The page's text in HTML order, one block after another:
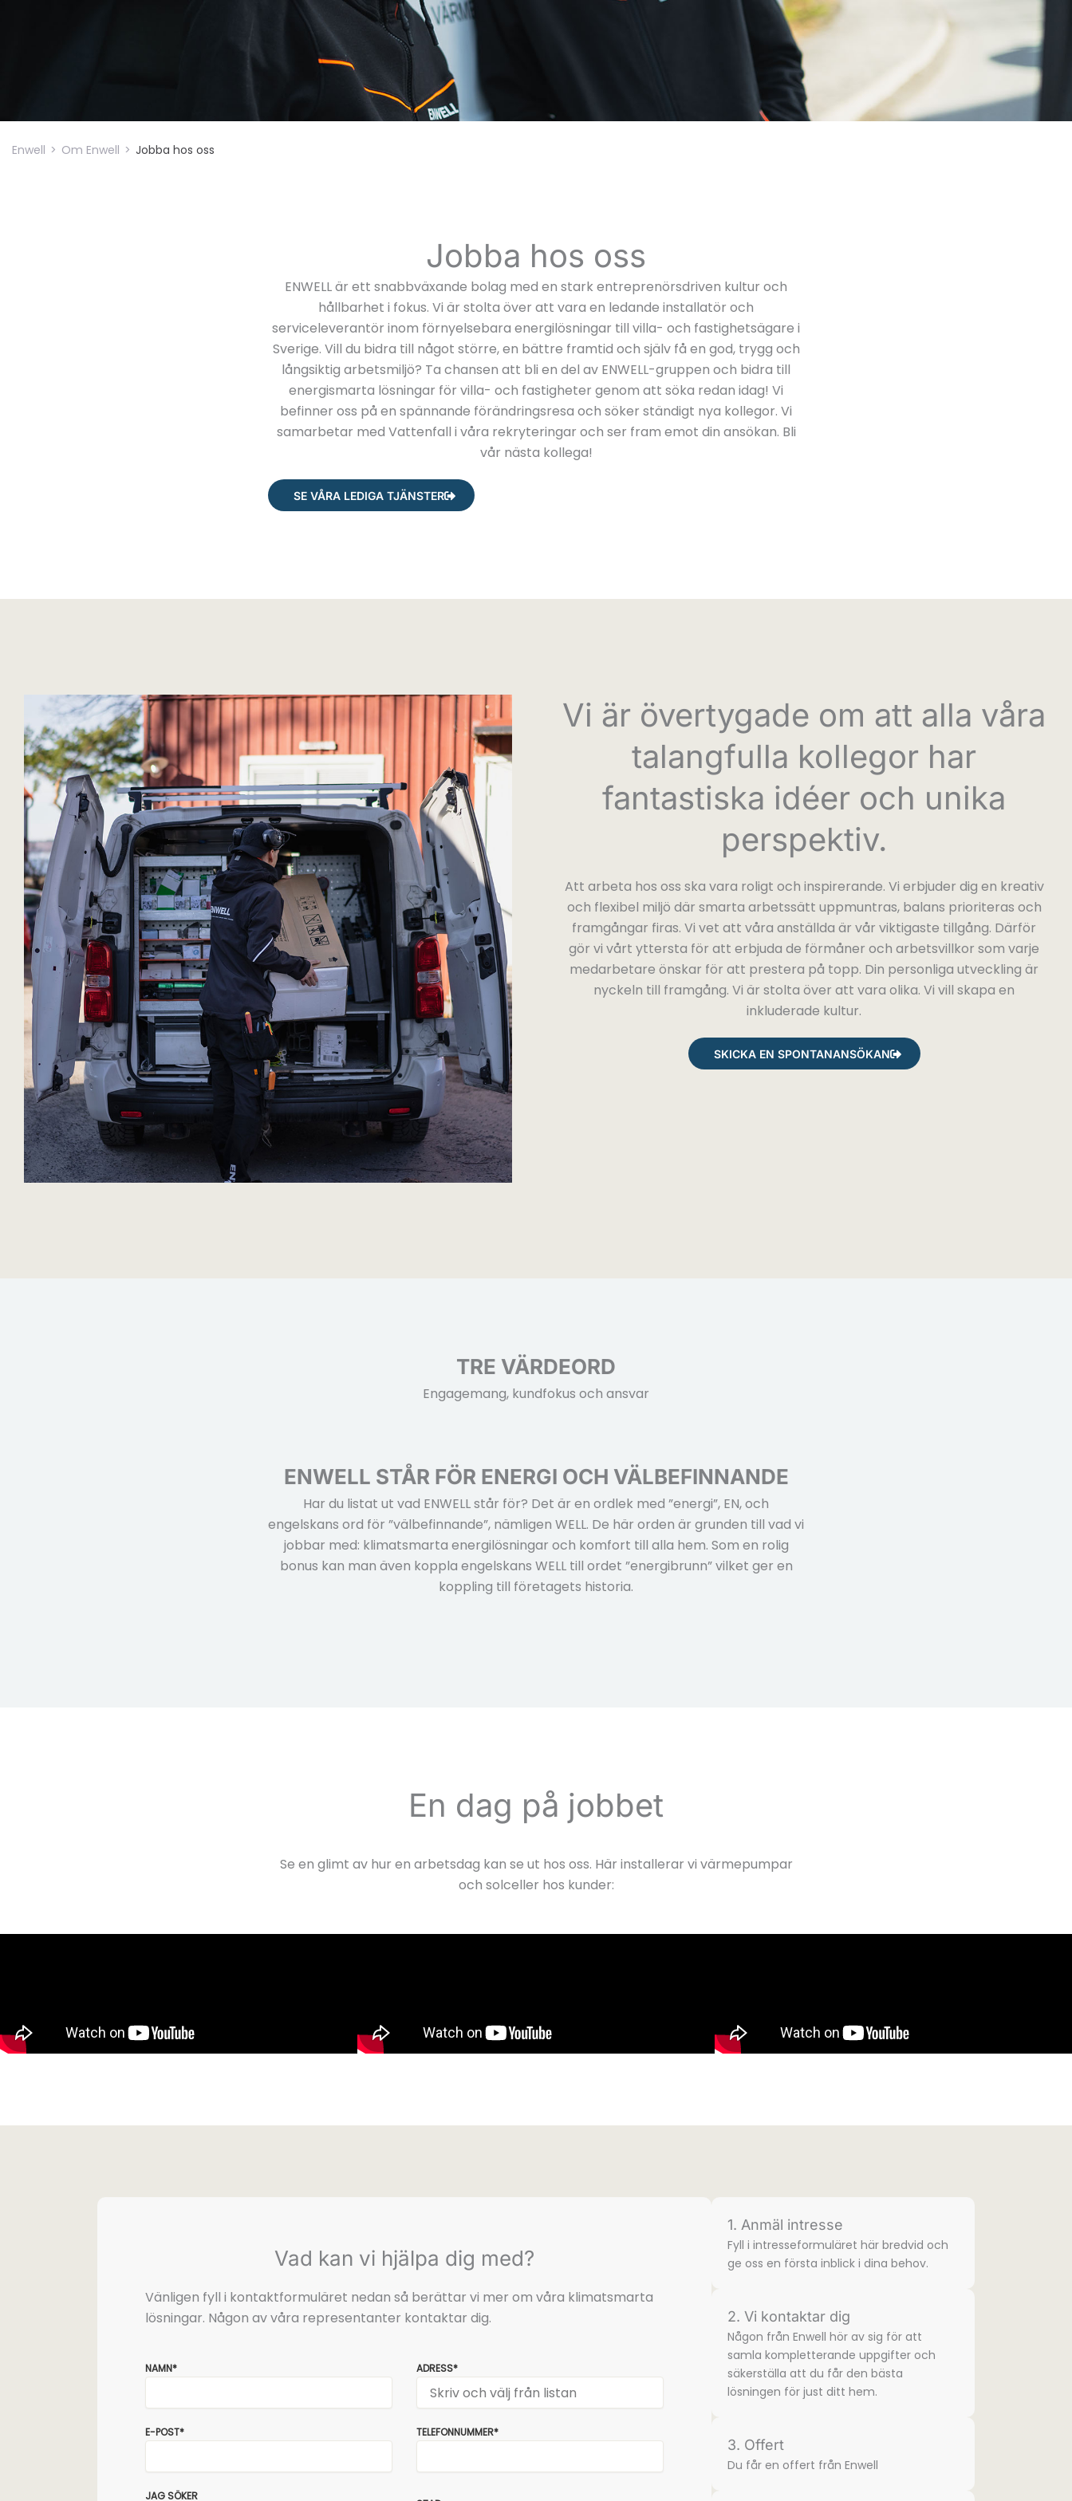
Enwell > Om Enwell > Jobba hos oss
Jobba hos oss
ENWELL är ett snabbväxande bolag med en stark entreprenörsdriven kultur och
hållbarhet i fokus. Vi är stolta över att vara en ledande installatör och
serviceleverantör inom förnyelsebara energilösningar till villa- och fastighetsägare i
Sverige. Vill du bidra till något större, en bättre framtid och själv få en god, trygg och
långsiktig arbetsmiljö? Ta chansen att bli en del av ENWELL-gruppen och bidra till
energismarta lösningar för villa- och fastigheter genom att söka redan idag! Vi
befinner oss på en spännande förändringsresa och söker ständigt nya kollegor. Vi
samarbetar med Vattenfall i våra rekryteringar och ser fram emot din ansökan. Bli
vår nästa kollega!
SE VÅRA LEDIGA TJÄNSTER
Vi är övertygade om att alla våra
talangfulla kollegor har
fantastiska idéer och unika
perspektiv.
Att arbeta hos oss ska vara roligt och inspirerande. Vi erbjuder dig en kreativ
och flexibel miljö där smarta arbetssätt uppmuntras, balans prioriteras och
framgångar firas. Vi vet att våra anställda är vår viktigaste tillgång. Därför
gör vi vårt yttersta för att erbjuda de förmåner och arbetsvillkor som varje
medarbetare önskar för att prestera på topp. Din personliga utveckling är
nyckeln till framgång. Vi är stolta över att vara olika. Vi vill skapa en
inkluderade kultur.
SKICKA EN SPONTANANSÖKAN
TRE VÄRDEORD
Engagemang, kundfokus och ansvar
ENWELL STÅR FÖR ENERGI OCH VÄLBEFINNANDE
Har du listat ut vad ENWELL står för? Det är en ordlek med ”energi”, EN, och
engelskans ord för ”välbefinnande”, nämligen WELL. De här orden är grunden till vad vi
jobbar med: klimatsmarta energilösningar och komfort till alla hem. Som en rolig
bonus kan man även koppla engelskans WELL till ordet ”energibrunn” vilket ger en
koppling till företagets historia.
En dag på jobbet
Se en glimt av hur en arbetsdag kan se ut hos oss. Här installerar vi värmepumpar
och solceller hos kunder:
Vad kan vi hjälpa dig med?
Vänligen fyll i kontaktformuläret nedan så berättar vi mer om våra klimatsmarta
lösningar. Någon av våra representanter kontaktar dig.
NAMN* ADRESS*
E-POST* TELEFONNUMMER*
JAG SÖKER
1. Anmäl intresse
Fyll i intresse­formuläret här bredvid och
ge oss en första inblick i dina behov.
2. Vi kontaktar dig
Någon från Enwell hör av sig för att
samla komplette­rande uppgifter och
säkerställa att du får den bästa
lösningen för just ditt hem.
3. Offert
Du får en offert från Enwell